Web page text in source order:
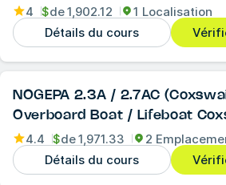
4 $de1,902.12
1 Localisation
Détails du cours
NOGEPA 2.3A / 2.7AC
Overboard Boat / Lifeboat
4.4 $de1,971.33
2
Détails du cours